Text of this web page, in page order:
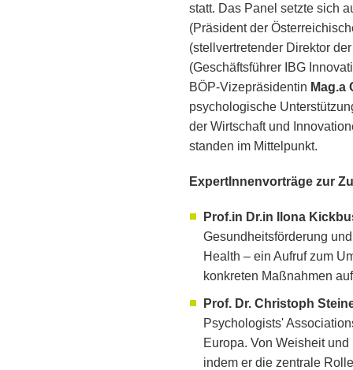
statt. Das Panel setzte sich
(Präsident der
(stellvertretender Direktor
(Geschäftsführer IBG
BÖP-Vizepräsidentin Mag.a
psychologische
der Wirtschaft und
standen im Mittelpunkt.
ExpertInnenvorträge zur
Prof.in Dr.in Ilona
Gesundheitsförderung
Health – ein Aufruf zum
konkreten Maßnahmen
Prof. Dr. Christoph
Psychologists'
Europa. Von Weisheit
indem er die zentrale